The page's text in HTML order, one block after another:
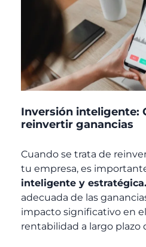
Inversión inteligente:
reinvertir ganancias
Cuando se trata de
tu empresa, es
inteligente y estratégica.
adecuada de las
impacto significativo en
rentabilidad a largo plazo